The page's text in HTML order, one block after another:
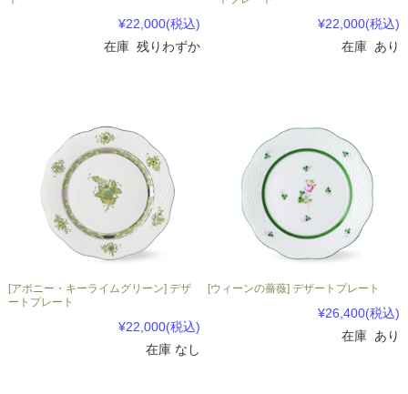
¥22,000(税込)
在庫 残りわずか
¥22,000(税込)
在庫 あり
[アポニー・キーライムグリーン] デザ
ートプレート
¥22,000(税込)
在庫 なし
[ウィーンの薔薇] デザートプレート
¥26,400(税込)
在庫 あり